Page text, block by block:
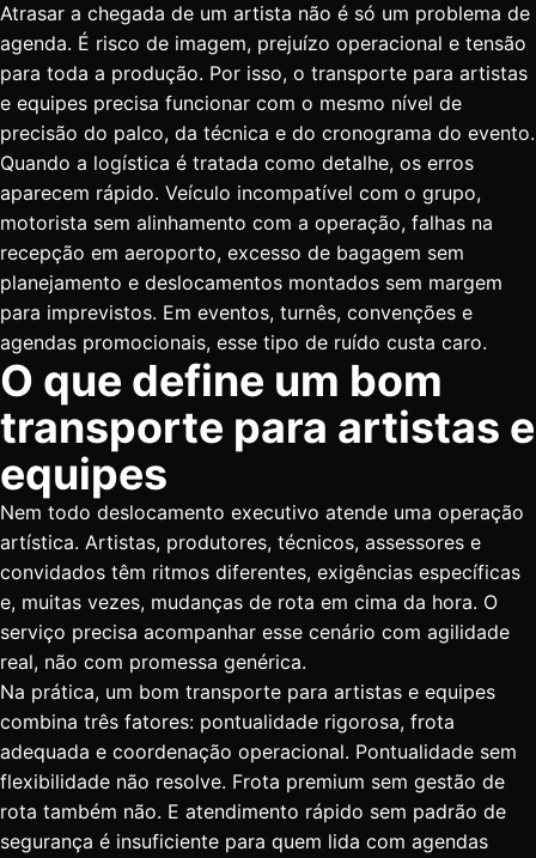
Atrasar a chegada de um artista não é só um problema de
agenda. É risco de imagem, prejuízo operacional e tensão
para toda a produção. Por isso, o transporte para artistas
e equipes precisa funcionar com o mesmo nível de
precisão do palco, da técnica e do cronograma do evento.
Quando a logística é tratada como detalhe, os erros
aparecem rápido. Veículo incompatível com o grupo,
motorista sem alinhamento com a operação, falhas na
recepção em aeroporto, excesso de bagagem sem
planejamento e deslocamentos montados sem margem
para imprevistos. Em eventos, turnês, convenções e
agendas promocionais, esse tipo de ruído custa caro.
O que define um bom
transporte para artistas e
equipes
Nem todo deslocamento executivo atende uma operação
artística. Artistas, produtores, técnicos, assessores e
convidados têm ritmos diferentes, exigências específicas
e, muitas vezes, mudanças de rota em cima da hora. O
serviço precisa acompanhar esse cenário com agilidade
real, não com promessa genérica.
Na prática, um bom transporte para artistas e equipes
combina três fatores: pontualidade rigorosa, frota
adequada e coordenação operacional. Pontualidade sem
flexibilidade não resolve. Frota premium sem gestão de
rota também não. E atendimento rápido sem padrão de
segurança é insuficiente para quem lida com agendas